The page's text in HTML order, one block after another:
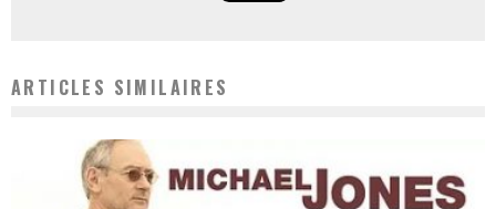
ARTICLES SIMILAIRES